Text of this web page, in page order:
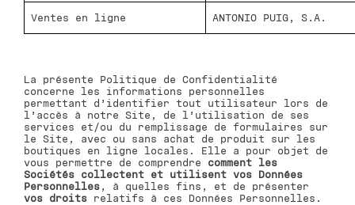
Ventes en ligne ANTONIO PUIG, S.A.
La présente Politique de Confidentialité
concerne les informations personnelles
permettant d’identifier tout utilisateur lors de
l’accès à notre Site, de l’utilisation de ses
services et/ou du remplissage de formulaires sur
le Site, avec ou sans achat de produit sur les
boutiques en ligne locales. Elle a pour objet de
vous permettre de comprendre comment les
Sociétés collectent et utilisent vos Données
Personnelles , à quelles fins, et de présenter
vos droits relatifs à ces Données Personnelles.